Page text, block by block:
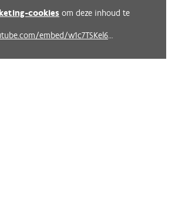
cookies om deze inhoud te
https://www.youtube.com/embed/w1c7TSKel6s?autoplay=0&start=0&rel=0